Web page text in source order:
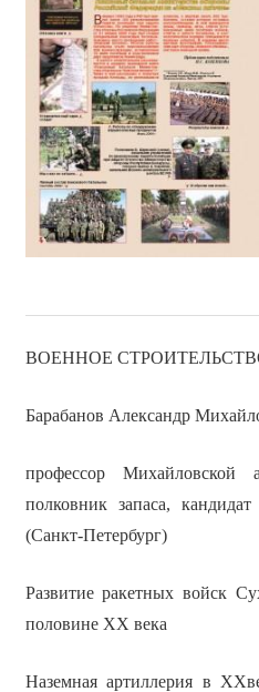
ВОЕННОЕ
Барабанов Александр
профессор Михайловской
полковник запаса,
(Санкт-Петербург)
Развитие ракетных войск
половине ХХ века
Наземная артиллерия в